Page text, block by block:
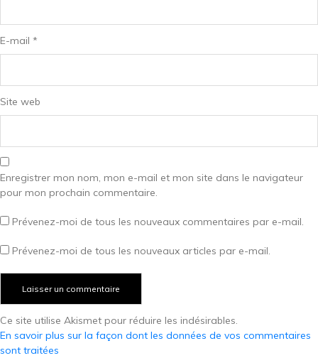
E-mail *
Site web
Enregistrer mon nom, mon e-mail et mon site dans le navigateur
pour mon prochain commentaire.
Prévenez-moi de tous les nouveaux commentaires par e-mail.
Prévenez-moi de tous les nouveaux articles par e-mail.
Ce site utilise Akismet pour réduire les indésirables.
En savoir plus sur la façon dont les données de vos commentaires
sont traitées